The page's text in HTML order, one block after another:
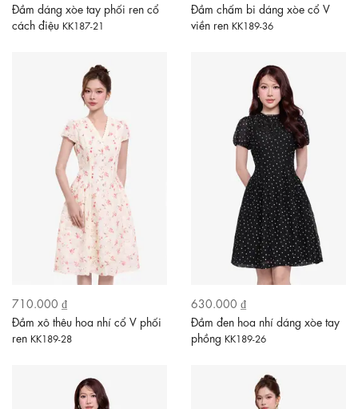
Đầm dáng xòe tay phối ren cổ
cách điệu KK187-21
Đầm chấm bi dáng xòe cổ V
viền ren KK189-36
710.000 ₫
Đầm xô thêu hoa nhí cổ V phối
ren KK189-28
630.000 ₫
Đầm đen hoa nhí dáng xòe tay
phồng KK189-26